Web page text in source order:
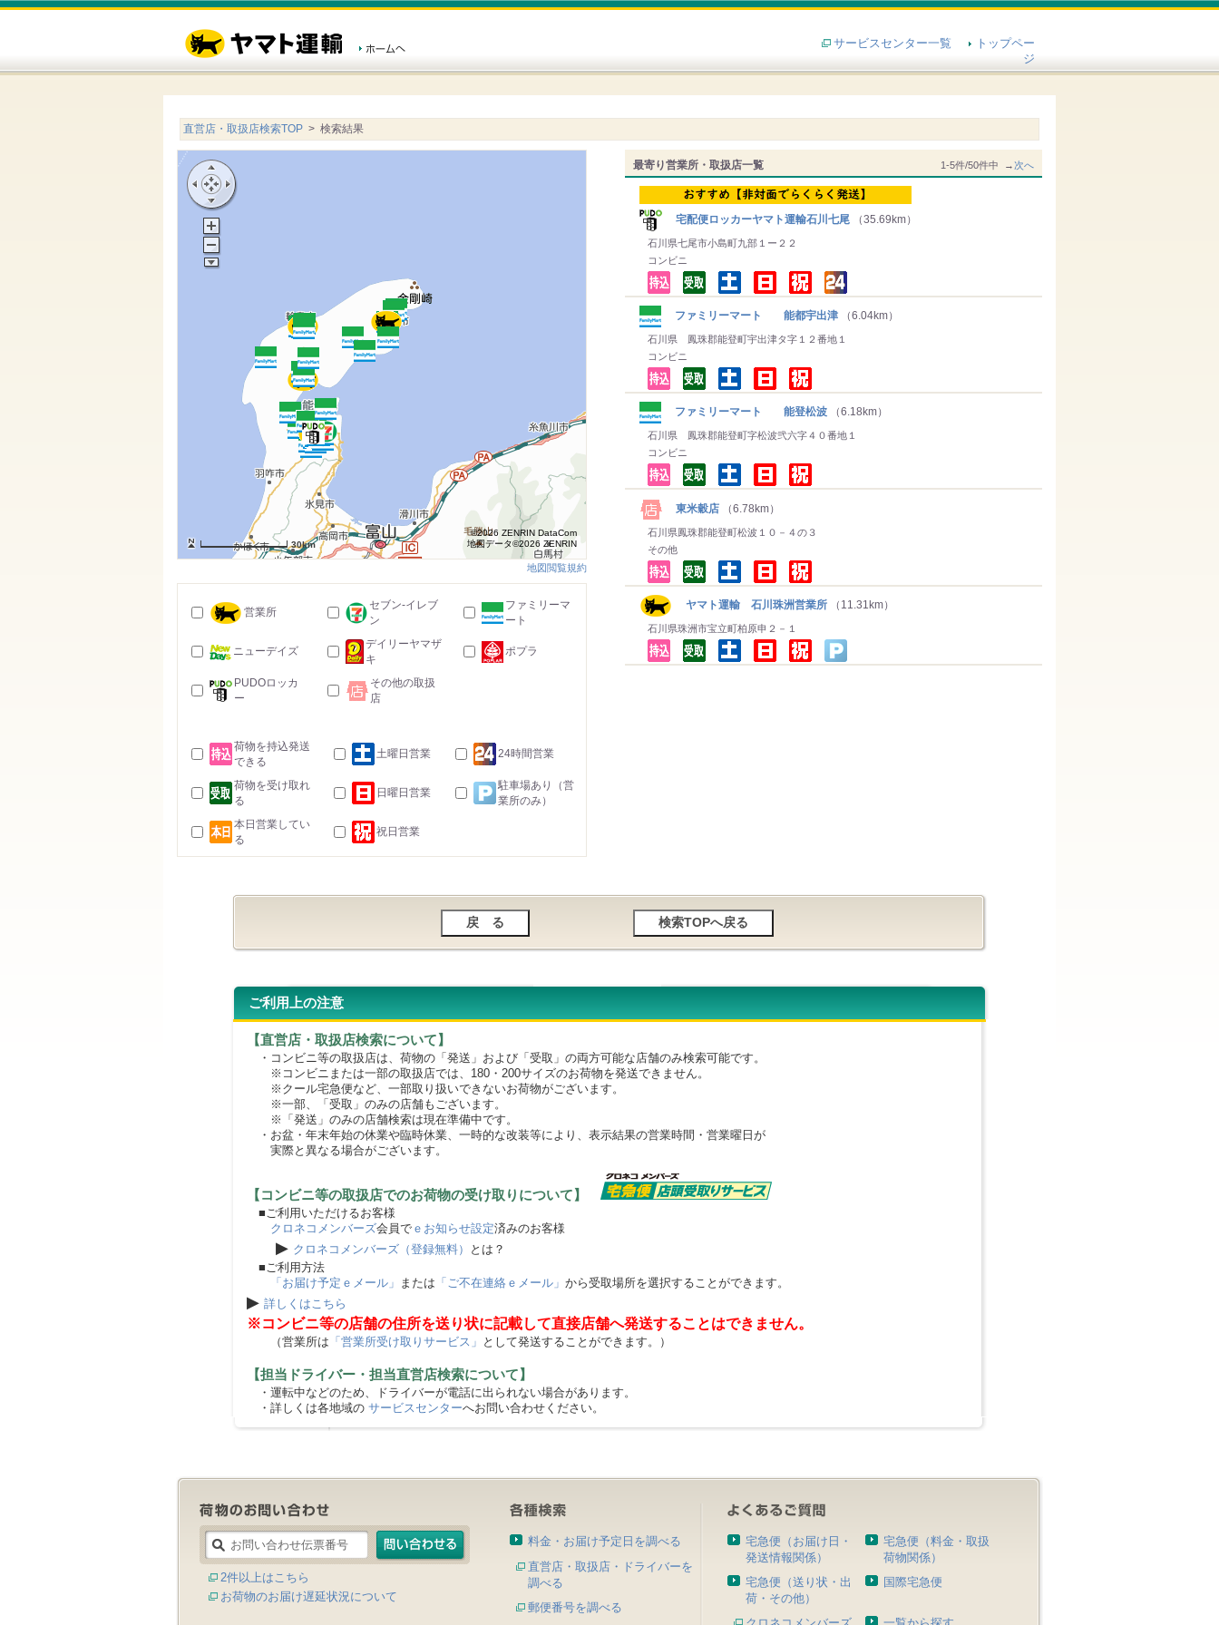
サービスセンター一覧
トップペー
ジ
直営店・取扱店検索TOP > 検索結果
最寄り営業所・取扱店一覧 1-5件/50件中 →次へ
宅配便ロッカーヤマト運輸石川七尾 （35.69km）
石川県七尾市小島町九部１ー２２
コンビニ
ファミリーマート 能都宇出津 （6.04km）
石川県 鳳珠郡能登町宇出津タ字１２番地１
コンビニ
ファミリーマート 能登松波 （6.18km）
石川県 鳳珠郡能登町字松波弐六字４０番地１
コンビニ
東米穀店 （6.78km）
石川県鳳珠郡能登町松波１０－４の３
その他
ヤマト運輸 石川珠洲営業所 （11.31km）
石川県珠洲市宝立町柏原申２－１
30km
©2026 ZENRIN DataCom
地図データ©2026 ZENRIN
地図閲覧規約
営業所
セブン-イレブ
ン
ファミリーマ
ート
ニューデイズ
デイリーヤマザ
キ
ポプラ
PUDOロッカ
ー
その他の取扱
店
荷物を持込発送
できる
土曜日営業 24時間営業
荷物を受け取れ
る
日曜日営業
駐車場あり（営
業所のみ）
本日営業してい
る
祝日営業
ご利用上の注意
【直営店・取扱店検索について】
・コンビニ等の取扱店は、荷物の「発送」および「受取」の両方可能な店舗のみ検索可能です。
※コンビニまたは一部の取扱店では、180・200サイズのお荷物を発送できません。
※クール宅急便など、一部取り扱いできないお荷物がございます。
※一部、「受取」のみの店舗もございます。
※「発送」のみの店舗検索は現在準備中です。
・お盆・年末年始の休業や臨時休業、一時的な改装等により、表示結果の営業時間・営業曜日が
実際と異なる場合がございます。
【コンビニ等の取扱店でのお荷物の受け取りについて】
■ご利用いただけるお客様
クロネコメンバーズ会員で ｅお知らせ設定済みのお客様
▶ クロネコメンバーズ（登録無料）
とは？
■ご利用方法
「お届け予定ｅメール」 または 「ご不在連絡ｅメール」 から受取場所を選択することができます。
▶ 詳しくはこちら
※コンビニ等の店舗の住所を送り状に記載して直接店舗へ発送することはできません。
（営業所は 「営業所受け取りサービス」 として発送することができます。）
【担当ドライバー・担当直営店検索について】
・運転中などのため、ドライバーが電話に出られない場合があります。
・詳しくは各地域の サービスセンターへお問い合わせください。
2件以上はこちら
お荷物のお届け遅延状況について
料金・お届け予定日を調べる
直営店・取扱店・ドライバーを
調べる
郵便番号を調べる
宅急便（お届け日・
発送情報関係）
宅急便（料金・取扱
荷物関係）
宅急便（送り状・出
荷・その他）
国際宅急便